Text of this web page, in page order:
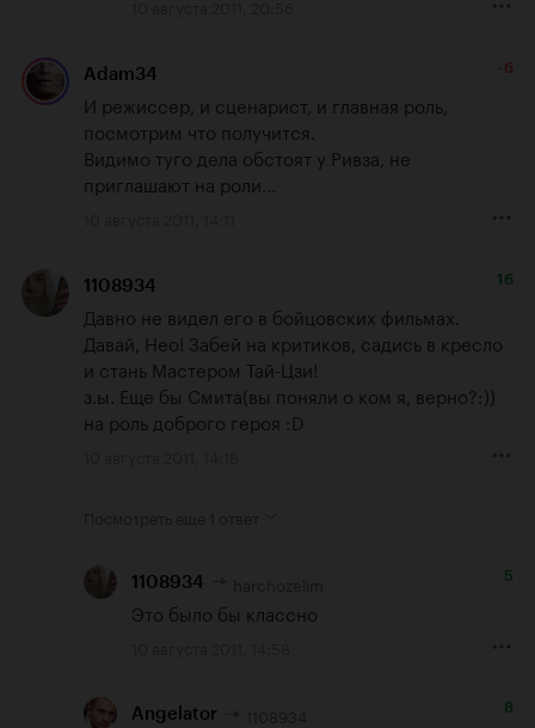
Adam34 -6
И режиссер, и сценарист, и главная роль,
посмотрим что получится.
Видимо туго дела обстоят у Ривза, не
приглашают на роли...
1108934 16
Давно не видел его в бойцовских фильмах.
Давай, Нео! Забей на критиков, садись в кресло
и стань Мастером Тай-Цзи!
з.ы. Еще бы Смита(вы поняли о ком я, верно?:))
на роль доброго героя :D
1108934 5
Это было бы классно
Angelator 8